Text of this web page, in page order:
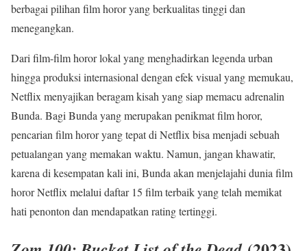
berbagai pilihan film horor yang berkualitas tinggi dan
menegangkan.
Dari film-film horor lokal yang menghadirkan legenda urban
hingga produksi internasional dengan efek visual yang memukau,
Netflix menyajikan beragam kisah yang siap memacu adrenalin
Bunda. Bagi Bunda yang merupakan penikmat film horor,
pencarian film horor yang tepat di Netflix bisa menjadi sebuah
petualangan yang memakan waktu. Namun, jangan khawatir,
karena di kesempatan kali ini, Bunda akan menjelajahi dunia film
horor Netflix melalui daftar 15 film terbaik yang telah memikat
hati penonton dan mendapatkan rating tertinggi.